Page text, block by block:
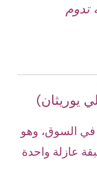
تدوم
يوريثان)
في السوق، وهو
عازلة واحدة